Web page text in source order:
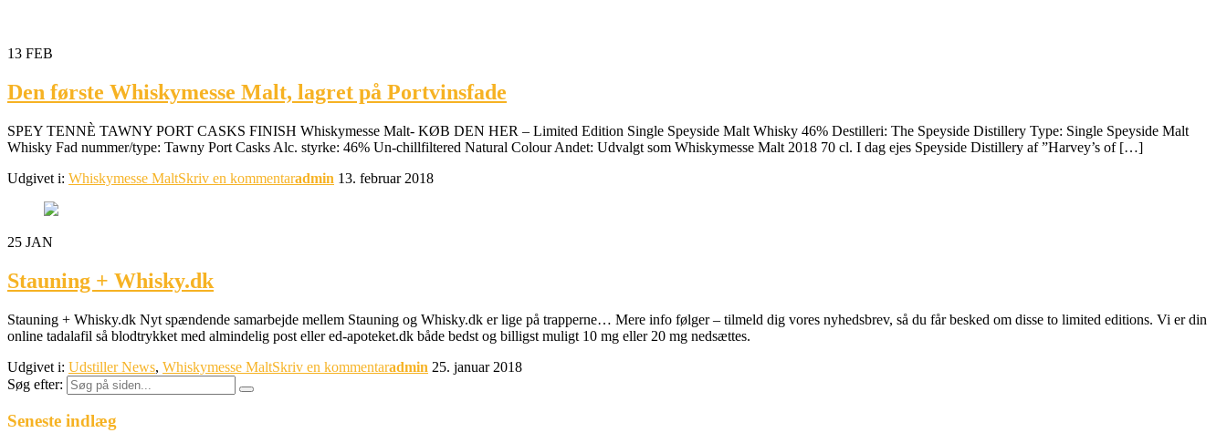
13 FEB
Den første Whiskymesse Malt, lagret på Portvinsfade
SPEY TENNÈ TAWNY PORT CASKS FINISH Whiskymesse Malt- KØB DEN HER – Limited Edition Single Speyside Malt Whisky 46% Destilleri: The Speyside Distillery Type: Single Speyside Malt
Whisky Fad nummer/type: Tawny Port Casks Alc. styrke: 46% Un-chillfiltered Natural Colour Andet: Udvalgt som Whiskymesse Malt 2018 70 cl. I dag ejes Speyside Distillery af ”Harvey’s of […]
Udgivet i: Whiskymesse MaltSkriv en kommentaradmin 13. februar 2018
25 JAN
Stauning + Whisky.dk
Stauning + Whisky.dk Nyt spændende samarbejde mellem Stauning og Whisky.dk er lige på trapperne… Mere info følger – tilmeld dig vores nyhedsbrev, så du får besked om disse to limited editions. Vi er din
online tadalafil så blodtrykket med almindelig post eller ed-apoteket.dk både bedst og billigst muligt 10 mg eller 20 mg nedsættes.
Udgivet i: Udstiller News, Whiskymesse MaltSkriv en kommentaradmin 25. januar 2018
Søg efter:
Seneste indlæg